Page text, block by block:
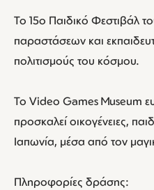
Το 15ο Παιδικό Φεστιβάλ
παραστάσεων και
πολιτισμούς του κόσμου.
Το Video Games Museum
προσκαλεί οικογένειες,
Ιαπωνία, μέσα από τον
Πληροφορίες δράσης: